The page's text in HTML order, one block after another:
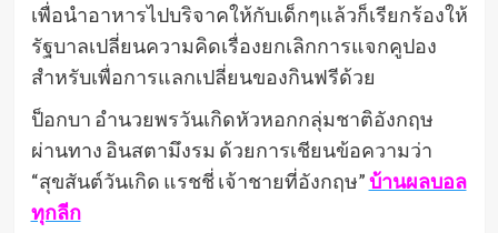
เพื่อนำอาหารไปบริจาคให้กับเด็กๆแล้วก็เรียกร้องให้
รัฐบาลเปลี่ยนความคิดเรื่องยกเลิกการแจกคูปอง
สำหรับเพื่อการแลกเปลี่ยนของกินฟรีด้วย
ป็อกบา อำนวยพรวันเกิดหัวหอกกลุ่มชาติอังกฤษ
ผ่านทาง อินสตามึงรม ด้วยการเชียนข้อความว่า
“สุขสันต์วันเกิด แรชชี่ เจ้าชายที่อังกฤษ”บ้านผลบอล
ทุกลีก